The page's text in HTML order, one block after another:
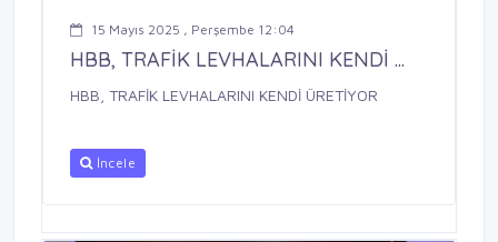
15 Mayıs 2025 , Perşembe 12:04
HBB, TRAFİK LEVHALARINI KENDİ ...
HBB, TRAFİK LEVHALARINI KENDİ ÜRETİYOR
İncele